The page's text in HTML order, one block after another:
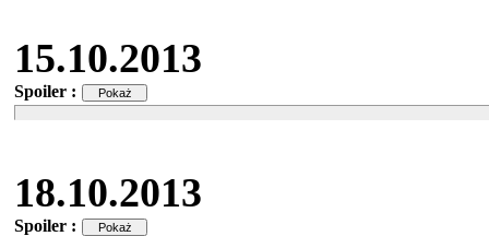
15.10.2013
Spoiler :
18.10.2013
Spoiler :